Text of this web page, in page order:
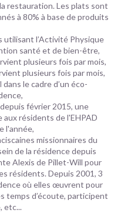
restauration. Les plats sont
à 80% à base de produits
utilisant l’Activité Physique
santé et de bien-être,
plusieurs fois par mois,
plusieurs fois par mois,
dans le cadre d’un éco-
février 2015, une
résidents de l'EHPAD
l'année,
missionnaires du
de la résidence depuis
Alexis de Pillet-Will pour
résidents. Depuis 2001, 3
où elles œuvrent pour
temps d’écoute, participent
etc...